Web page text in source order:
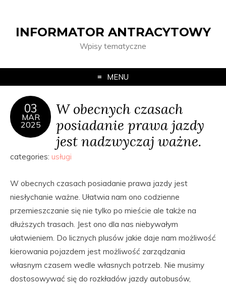
INFORMATOR ANTRACYTOWY
Wpisy tematyczne
MENU
03
MAR
2025
W obecnych czasach
posiadanie prawa jazdy
jest nadzwyczaj ważne.
categories: usługi
W obecnych czasach posiadanie prawa jazdy jest
niesłychanie ważne. Ułatwia nam ono codzienne
przemieszczanie się nie tylko po mieście ale także na
dłuższych trasach. Jest ono dla nas niebywałym
ułatwieniem. Do licznych plusów jakie daje nam możliwość
kierowania pojazdem jest możliwość zarządzania
własnym czasem wedle własnych potrzeb. Nie musimy
dostosowywać się do rozkładów jazdy autobusów,